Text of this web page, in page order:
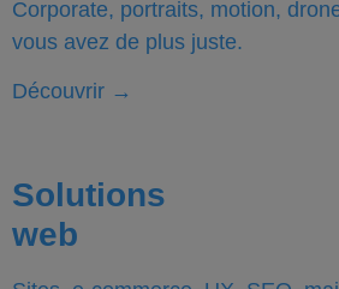
Corporate, portraits, motion,
vous avez de plus juste.
Découvrir →
Solutions
web